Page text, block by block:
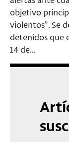
objetivo
violentos”. Se
detenidos que
14 de...